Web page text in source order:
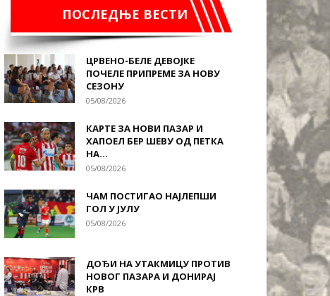
ПОСЛЕДЊЕ ВЕСТИ
ЦРВЕНО-БЕЛЕ ДЕВОЈКЕ
ПОЧЕЛЕ ПРИПРЕМЕ ЗА НОВУ
СЕЗОНУ
05/08/2026
КАРТЕ ЗА НОВИ ПАЗАР И
ХАПОЕЛ БЕР ШЕВУ ОД ПЕТКА
НА...
05/08/2026
ЧАМ ПОСТИГАО НАЈЛЕПШИ
ГОЛ У ЈУЛУ
05/08/2026
ДОЂИ НА УТАКМИЦУ ПРОТИВ
НОВОГ ПАЗАРА И ДОНИРАЈ
КРВ